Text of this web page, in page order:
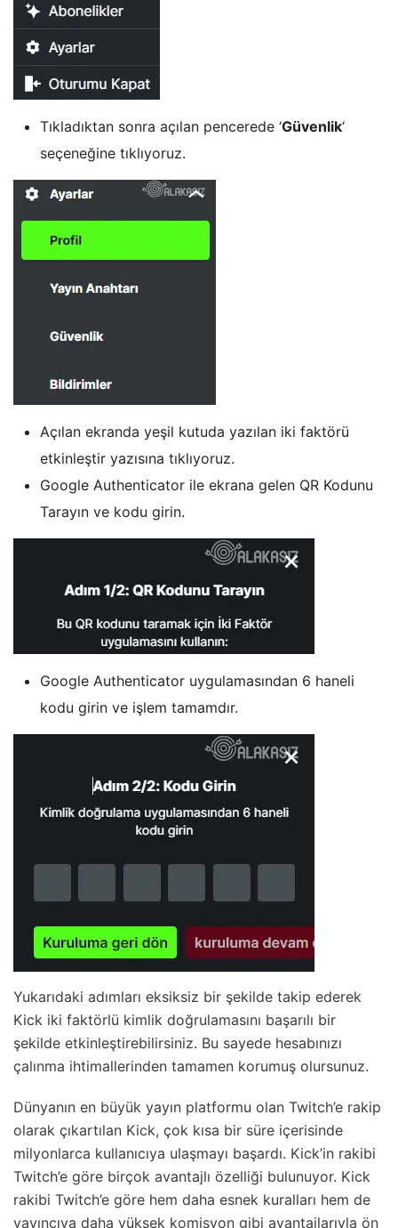
Tıkladıktan sonra açılan pencerede ‘Güvenlik‘
seçeneğine tıklıyoruz.
Açılan ekranda yeşil kutuda yazılan iki faktörü
etkinleştir yazısına tıklıyoruz.
Google Authenticator ile ekrana gelen QR Kodunu
Tarayın ve kodu girin.
Google Authenticator uygulamasından 6 haneli
kodu girin ve işlem tamamdır.
Yukarıdaki adımları eksiksiz bir şekilde takip ederek
Kick iki faktörlü kimlik doğrulamasını başarılı bir
şekilde etkinleştirebilirsiniz. Bu sayede hesabınızı
çalınma ihtimallerinden tamamen korumuş olursunuz.
Dünyanın en büyük yayın platformu olan Twitch’e rakip
olarak çıkartılan Kick, çok kısa bir süre içerisinde
milyonlarca kullanıcıya ulaşmayı başardı. Kick’in rakibi
Twitch’e göre birçok avantajlı özelliği bulunuyor. Kick
rakibi Twitch’e göre hem daha esnek kuralları hem de
yayıncıya daha yüksek komisyon gibi avantajlarıyla ön